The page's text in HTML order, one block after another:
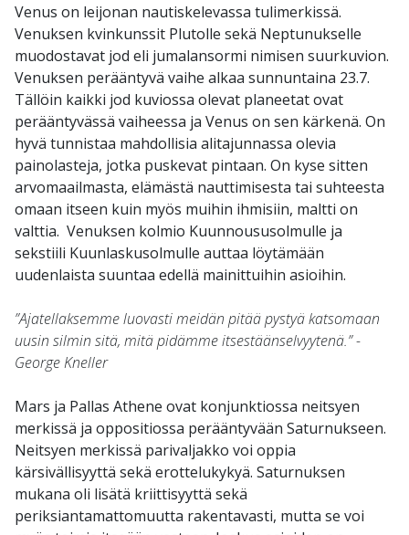
Venus on leijonan nautiskelevassa tulimerkissä.
Venuksen kvinkunssit Plutolle sekä Neptunukselle
muodostavat jod eli jumalansormi nimisen suurkuvion.
Venuksen perääntyvä vaihe alkaa sunnuntaina 23.7.
Tällöin kaikki jod kuviossa olevat planeetat ovat
perääntyvässä vaiheessa ja Venus on sen kärkenä. On
hyvä tunnistaa mahdollisia alitajunnassa olevia
painolasteja, jotka puskevat pintaan. On kyse sitten
arvomaailmasta, elämästä nauttimisesta tai suhteesta
omaan itseen kuin myös muihin ihmisiin, maltti on
valttia. Venuksen kolmio Kuunnoususolmulle ja
sekstiili Kuunlaskusolmulle auttaa löytämään
uudenlaista suuntaa edellä mainittuihin asioihin.
”Ajatellaksemme luovasti meidän pitää pystyä katsomaan
uusin silmin sitä, mitä pidämme itsestäänselvyytenä.” -
George Kneller
Mars ja Pallas Athene ovat konjunktiossa neitsyen
merkissä ja oppositiossa perääntyvään Saturnukseen.
Neitsyen merkissä parivaljakko voi oppia
kärsivällisyyttä sekä erottelukykyä. Saturnuksen
mukana oli lisätä kriittisyyttä sekä
periksiantamattomuutta rakentavasti, mutta se voi